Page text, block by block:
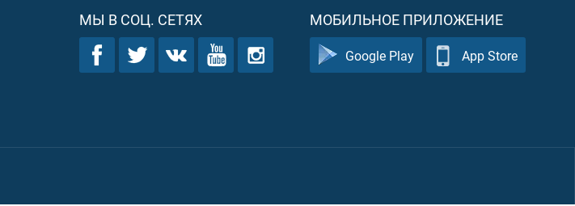
МЫ В СОЦ. СЕТЯХ МОБИЛЬНОЕ ПРИЛОЖЕНИЕ
Google Play App Store